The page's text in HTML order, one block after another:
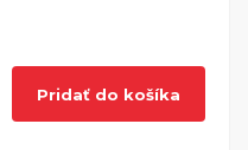
Pridať do košíka